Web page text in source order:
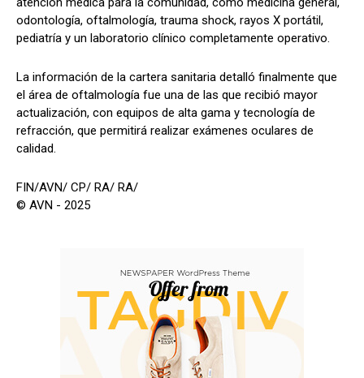
odontología, oftalmología, trauma shock, rayos X portátil,
pediatría y un laboratorio clínico completamente operativo.
La información de la cartera sanitaria detalló finalmente que
el área de oftalmología fue una de las que recibió mayor
actualización, con equipos de alta gama y tecnología de
refracción, que permitirá realizar exámenes oculares de
calidad.
FIN/AVN/ CP/ RA/ RA/
© AVN - 2025